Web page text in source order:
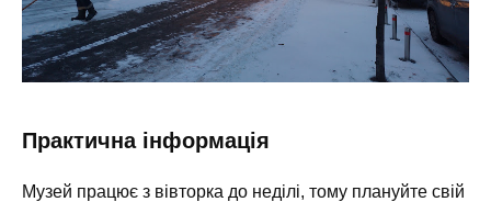
Практична інформація
Музей працює з вівторка до неділі, тому плануйте свій